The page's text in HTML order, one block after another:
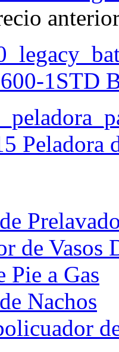
1STD
Peladora
de Vasos
Pie a Gas
Nachos